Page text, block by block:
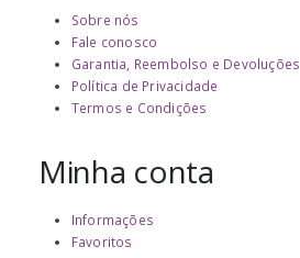
Sobre nós
Fale conosco
Garantia, Reembolso e Devoluções
Política de Privacidade
Termos e Condições
Minha conta
Informações
Favoritos